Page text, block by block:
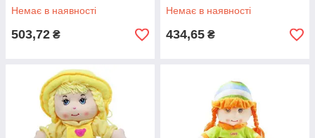
Немає в наявності
503,72 ₴
Немає в наявності
434,65 ₴